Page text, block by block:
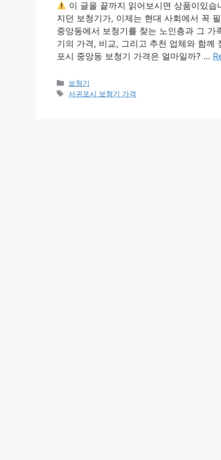
이 글을 끝까지 읽어보시면 상품이있습
지던 보청기가, 이제는 현대 사회에서 꼭
중앙동에서 보청기를 찾는 노인층과 그
기의 가격, 비교, 그리고 추천 업체와 함께
포시 중앙동 보청기 가격은 얼마일까? …
Categories
보청기
Tags
서귀포시 보청기 가격